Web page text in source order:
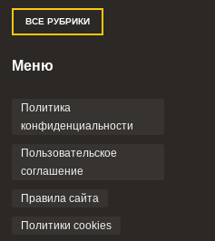
ВСЕ РУБРИКИ
Меню
Политика
конфиденциальности
Пользовательское
соглашение
Правила сайта
Политики cookies